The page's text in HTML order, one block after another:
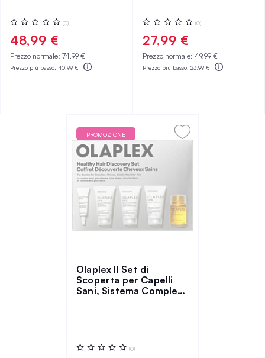
Valutazione:
0%
(0)
48,99 €
Prezzo normale: 74,99 €
Prezzo più basso: 40,99 €
Valutazione:
0%
(0)
27,99 €
Prezzo normale: 49,99 €
Prezzo più basso: 23,99 €
PROMOZIONE
Olaplex Il Set di
Scoperta per Capelli
Sani, Sistema Completo
Valutazione:
(0)